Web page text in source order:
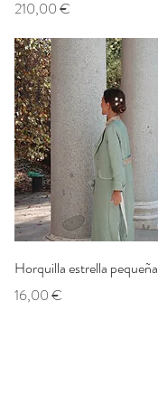
Prix
210,00 €
Aperçu rapide
Horquilla estrella pequeña
Prix
16,00 €